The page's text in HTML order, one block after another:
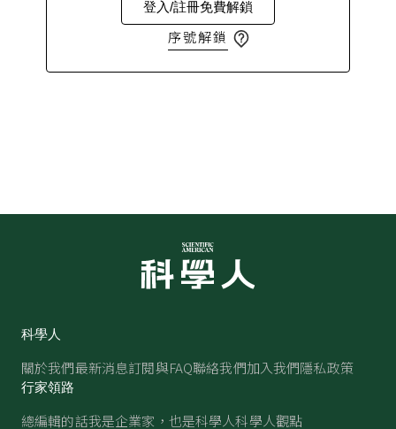
登入/註冊免費解鎖
序號解鎖
科學人
關於我們最新消息訂閱與FAQ聯絡我們加入我們隱私政策
行家領路
總編輯的話我是企業家，也是科學人科學人觀點